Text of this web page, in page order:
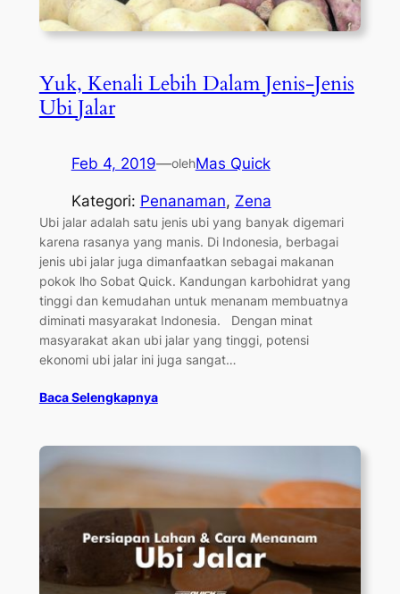
Yuk, Kenali Lebih Dalam Jenis-Jenis
Ubi Jalar
Feb 4, 2019—olehMas Quick
Kategori: Penanaman, Zena
Ubi jalar adalah satu jenis ubi yang banyak digemari
karena rasanya yang manis. Di Indonesia, berbagai
jenis ubi jalar juga dimanfaatkan sebagai makanan
pokok lho Sobat Quick. Kandungan karbohidrat yang
tinggi dan kemudahan untuk menanam membuatnya
diminati masyarakat Indonesia. Dengan minat
masyarakat akan ubi jalar yang tinggi, potensi
ekonomi ubi jalar ini juga sangat…
Baca Selengkapnya